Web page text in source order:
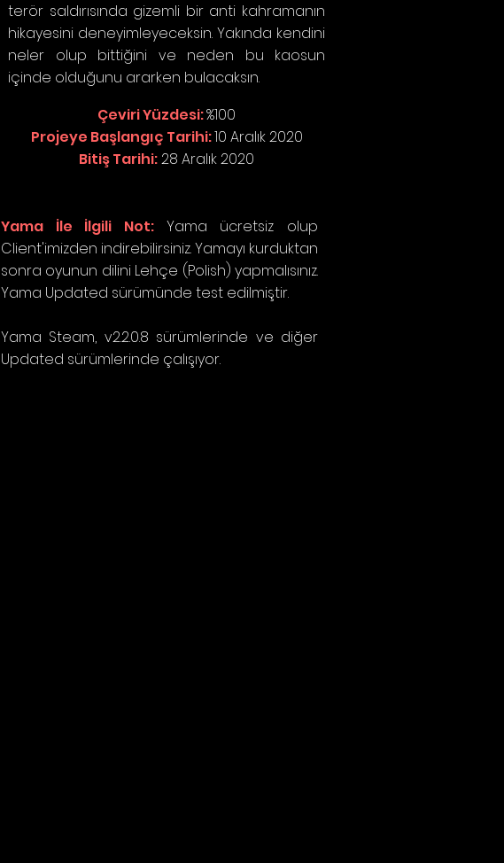
terör saldırısında gizemli bir anti kahramanın
hikayesini deneyimleyeceksin. Yakında kendini
neler olup bittiğini ve neden bu kaosun
içinde olduğunu ararken bulacaksın.
Çeviri Yüzdesi:%100
Projeye Başlangıç Tarihi:10 Aralık 2020
Bitiş Tarihi:28 Aralık 2020
Yama İle İlgili Not: Yama ücretsiz olup
Client'imizden indirebilirsiniz. Yamayı kurduktan
sonra oyunun dilini Lehçe (Polish) yapmalısınız.
Yama Updated sürümünde test edilmiştir.
Yama Steam, v2.2.0.8 sürümlerinde ve diğer
Updated sürümlerinde çalışıyor.